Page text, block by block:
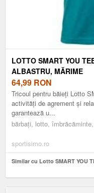
LOTTO SMART YOU
ALBASTRU, MĂRIME
64,99 RON
Tricoul pentru băieți Lotto
activități de agrement și
garantează u...
bărbați, lotto,
sportisimo.ro
Similar cu Lotto SMART YOU